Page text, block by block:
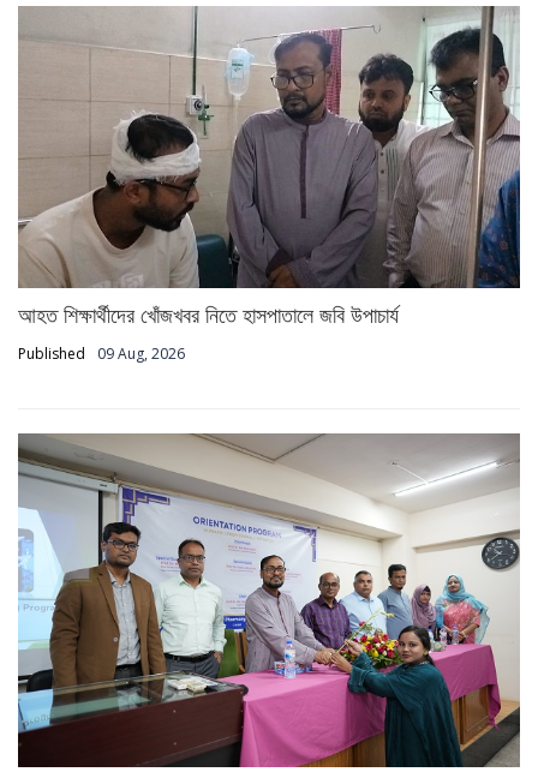
আহত শিক্ষার্থীদের খোঁজখবর নিতে হাসপাতালে জবি উপাচার্য
Published 09 Aug, 2026